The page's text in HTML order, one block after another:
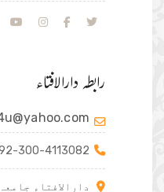
رابطہ دارالافتاء
300-4113082
دارالافتاء